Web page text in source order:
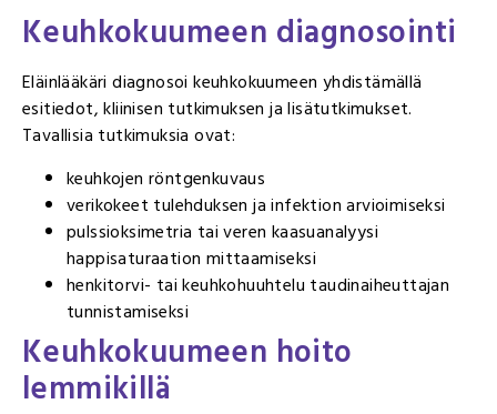
Keuhkokuumeen diagnosointi
Eläinlääkäri diagnosoi keuhkokuumeen yhdistämällä
esitiedot, kliinisen tutkimuksen ja lisätutkimukset.
Tavallisia tutkimuksia ovat:
keuhkojen röntgenkuvaus
verikokeet tulehduksen ja infektion arvioimiseksi
pulssioksimetria tai veren kaasuanalyysi
happisaturaation mittaamiseksi
henkitorvi- tai keuhkohuuhtelu taudinaiheuttajan
tunnistamiseksi
Keuhkokuumeen hoito
lemmikillä